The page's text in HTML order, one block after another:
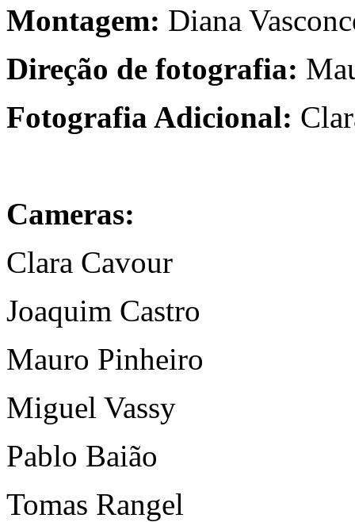
Montagem: Diana
Direção de fotografia:
Fotografia Adicional:
Cameras:
Clara Cavour
Joaquim Castro
Mauro Pinheiro
Miguel Vassy
Pablo Baião
Tomas Rangel